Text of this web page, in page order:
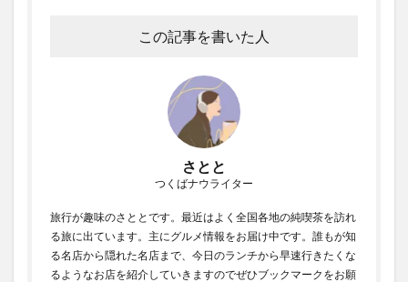
この記事を書いた人
さとと
つくばナウライター
旅行が趣味のさととです。最近はよく全国各地の純喫茶を訪れ
る旅に出ています。主にグルメ情報をお届け中です。誰もが知
る名店から隠れた名店まで、今日のランチから早速行きたくな
るようなお店を紹介していきますのでぜひブックマークをお願